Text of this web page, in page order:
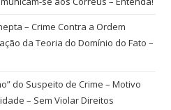
– Crime Contra a Ordem
da Teoria do Domínio do Fato –
do Suspeito de Crime – Motivo
– Sem Violar Direitos